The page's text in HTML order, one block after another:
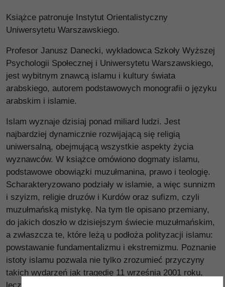
Książce patronuje Instytut Orientalistyczny
Uniwersytetu Warszawskiego.
Profesor Janusz Danecki, wykładowca Szkoły Wyższej
Psychologii Społecznej i Uniwersytetu Warszawskiego,
jest wybitnym znawcą islamu i kultury świata
arabskiego, autorem podstawowych monografii o języku
arabskim i islamie.
Islam wyznaje dzisiaj ponad miliard ludzi. Jest
najbardziej dynamicznie rozwijającą się religią
uniwersalną, obejmującą wszystkie aspekty życia
wyznawców. W książce omówiono dogmaty islamu,
podstawowe obowiązki muzułmanina, prawo i teologię.
Scharakteryzowano podziały w islamie, a więc sunnizm
i szyizm, religie druzów i Kurdów oraz sufizm, czyli
muzułmańską mistykę. Na tym tle opisano przemiany,
do jakich doszło w dzisiejszym świecie muzułmańskim,
a zwłaszcza te, które leżą u podłoża polityzacji islamu:
powstawanie fundamentalizmu i ekstremizmu. Poznanie
istoty islamu pozwala nie tylko zrozumieć przyczyny
takich wydarzeń jak tragedię 11 września 2001 roku,